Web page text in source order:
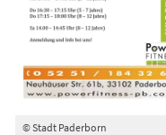
© Stadt Paderborn